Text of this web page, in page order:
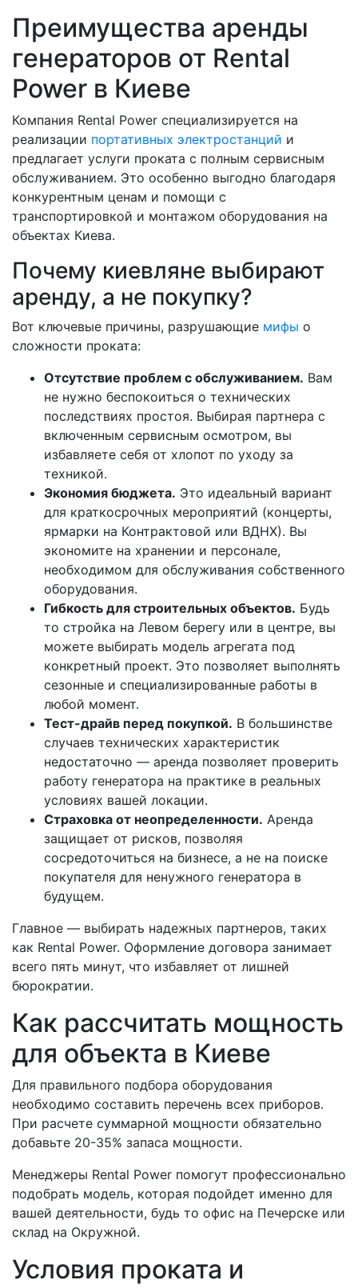
Преимущества аренды
генераторов от Rental
Power в Киеве
Компания Rental Power специализируется на
реализации портативных электростанций и
предлагает услуги проката с полным сервисным
обслуживанием. Это особенно выгодно благодаря
конкурентным ценам и помощи с
транспортировкой и монтажом оборудования на
объектах Киева.
Почему киевляне выбирают
аренду, а не покупку?
Вот ключевые причины, разрушающие мифы о
сложности проката:
Отсутствие проблем с обслуживанием. Вам
не нужно беспокоиться о технических
последствиях простоя. Выбирая партнера с
включенным сервисным осмотром, вы
избавляете себя от хлопот по уходу за
техникой.
Экономия бюджета. Это идеальный вариант
для краткосрочных мероприятий (концерты,
ярмарки на Контрактовой или ВДНХ). Вы
экономите на хранении и персонале,
необходимом для обслуживания собственного
оборудования.
Гибкость для строительных объектов. Будь
то стройка на Левом берегу или в центре, вы
можете выбирать модель агрегата под
конкретный проект. Это позволяет выполнять
сезонные и специализированные работы в
любой момент.
Тест-драйв перед покупкой. В большинстве
случаев технических характеристик
недостаточно — аренда позволяет проверить
работу генератора на практике в реальных
условиях вашей локации.
Страховка от неопределенности. Аренда
защищает от рисков, позволяя
сосредоточиться на бизнесе, а не на поиске
покупателя для ненужного генератора в
будущем.
Главное — выбирать надежных партнеров, таких
как Rental Power. Оформление договора занимает
всего пять минут, что избавляет от лишней
бюрократии.
Как рассчитать мощность
для объекта в Киеве
Для правильного подбора оборудования
необходимо составить перечень всех приборов.
При расчете суммарной мощности обязательно
добавьте 20-35% запаса мощности.
Менеджеры Rental Power помогут профессионально
подобрать модель, которая подойдет именно для
вашей деятельности, будь то офис на Печерске или
склад на Окружной.
Условия проката и